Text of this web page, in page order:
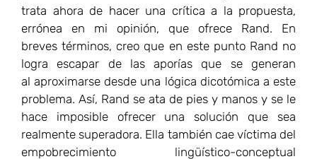
pretende combatir. A pesar de todo esto, a la luz
del altruismo patológico las críticas que hace Rand
contra el altruismo “buenista” adquieren mejor
significado. Es mérito de Rand el haber sabido
identificar el desorden que genera la reducción de
la moralidad a la mera bondad intencionalista
y desprendida de cualquier interés por analizar el
impacto real negativo que, muchas veces,
los buenas intenciones puedan generar. Pero